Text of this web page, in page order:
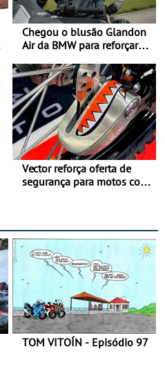
Chegou o blusão Glandon
Air da BMW para reforçar
verão
Vector reforça oferta de
segurança para motos com
TOM VITOÍN - Episódio 97